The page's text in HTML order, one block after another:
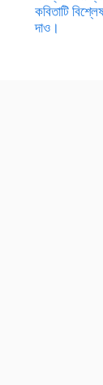
কবিতাটি
দাও।